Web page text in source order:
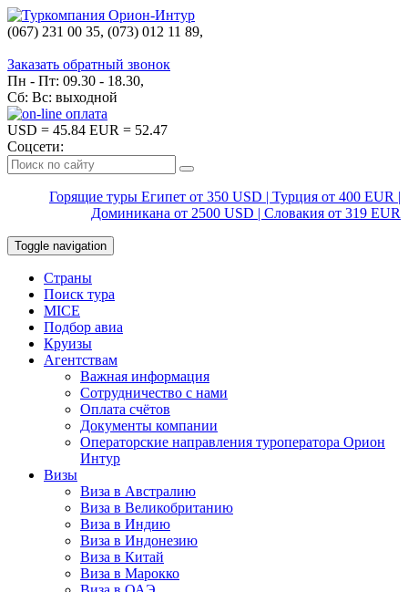
(067) 231 00 35, (073) 012 11 89,
Заказать обратный звонок
Пн - Пт: 09.30 - 18.30,
Сб: Вс: выходной
USD = 45.84 EUR = 52.47
Соцсети:
Горящие туры Египет от 350 USD | Турция от 400 EUR |
Доминикана от 2500 USD | Словакия от 319 EUR
Toggle navigation
Страны
Поиск тура
MICE
Подбор авиа
Круизы
Агентствам
Важная информация
Сотрудничество с нами
Оплата счётов
Документы компании
Операторские направления туроператора Орион
Интур
Визы
Виза в Австралию
Виза в Великобританию
Виза в Индию
Виза в Индонезию
Виза в Китай
Виза в Марокко